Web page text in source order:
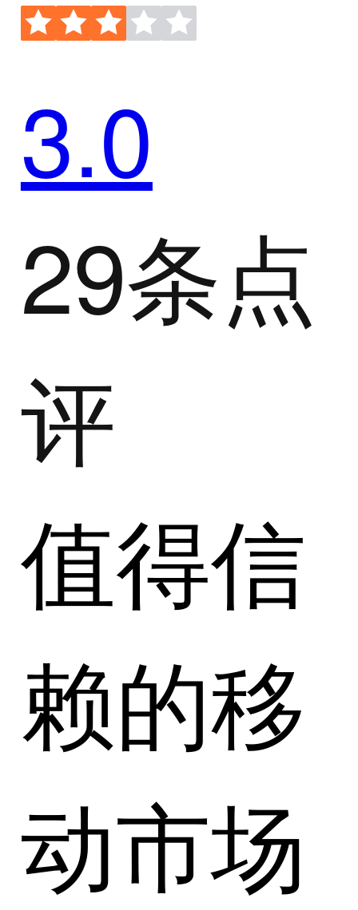
3.0
29条点
评
值得信
赖的移
动市场